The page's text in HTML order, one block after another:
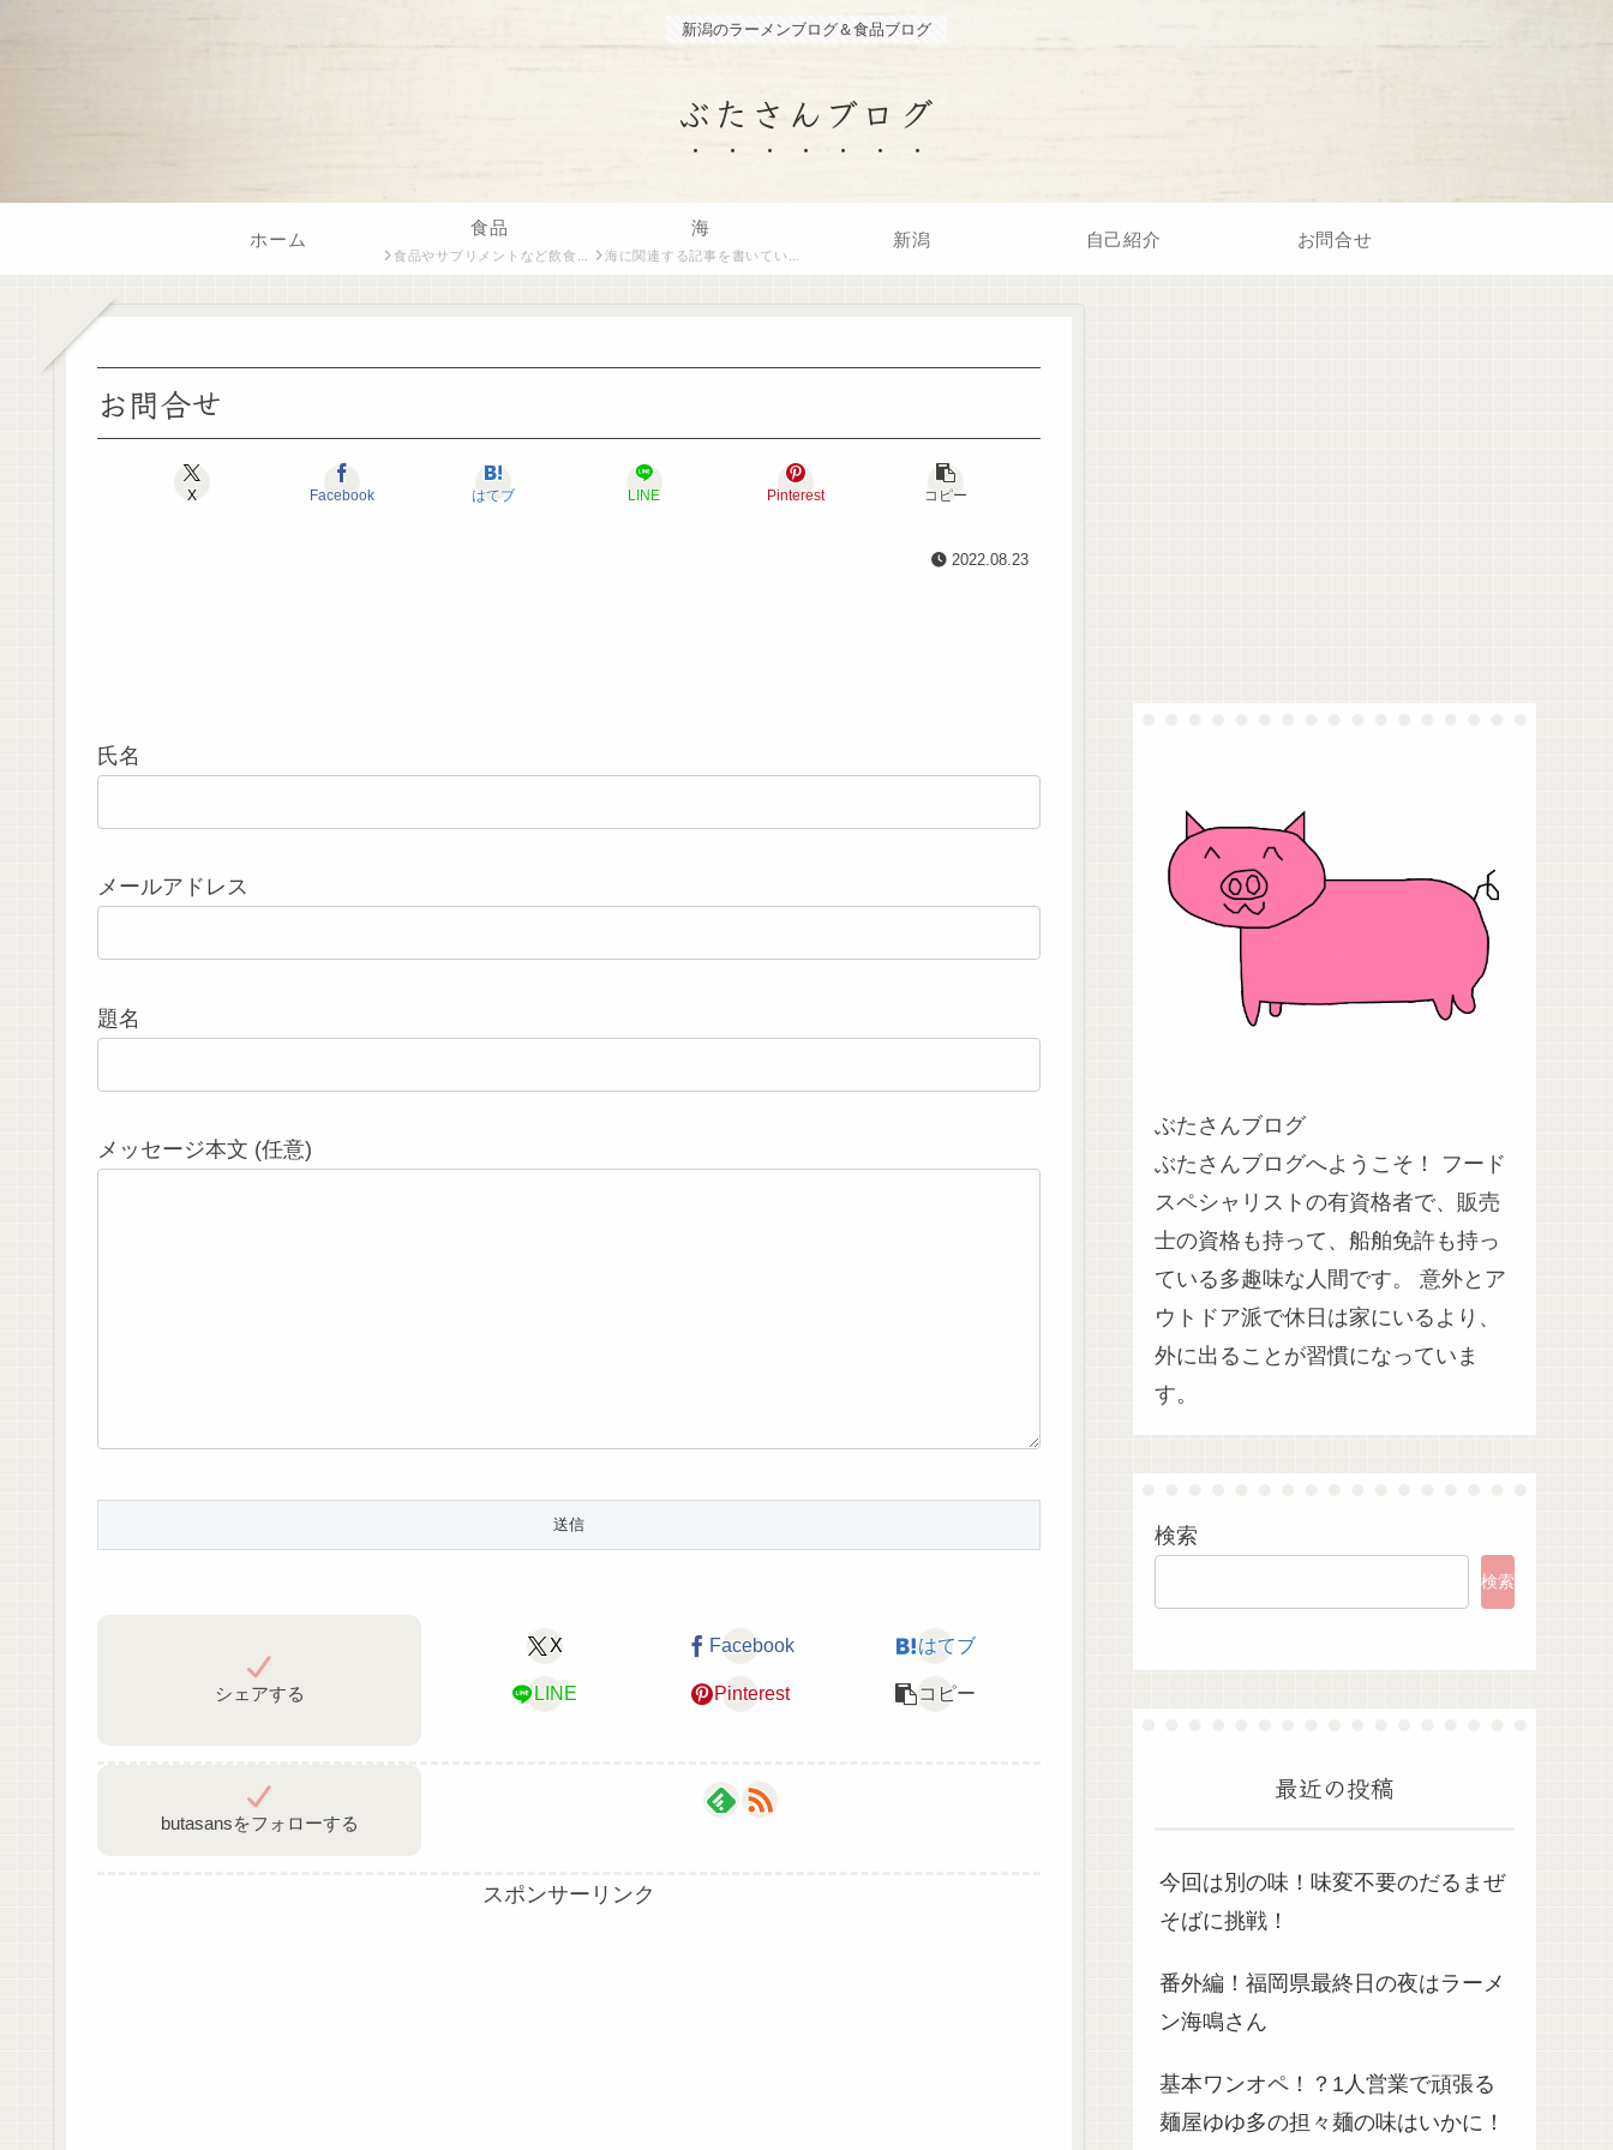
新潟のラーメンブログ＆食品ブログ
ぶたさんブログ
ホーム
食品
食品やサプリメントなど飲食に関係する内容をフードスペシャリストがご紹介します。
海
海に関連する記事を書いています。
新潟 自己紹介 お問合せ
お問合せ
X Facebook はてブ LINE Pinterest コピー
2022.08.23
氏名
メールアドレス
題名
メッセージ本文 (任意)
シェアする
X Facebook はてブ
LINE Pinterest コピー
butasansをフォローする
スポンサーリンク
ぶたさんブログ
ぶたさんブログへようこそ！ フード
スペシャリストの有資格者で、販売
士の資格も持って、船舶免許も持っ
ている多趣味な人間です。 意外とア
ウトドア派で休日は家にいるより、
外に出ることが習慣になっていま
す。
検索
検索
最近の投稿
今回は別の味！味変不要のだるまぜ
そばに挑戦！
番外編！福岡県最終日の夜はラーメ
ン海鳴さん
基本ワンオペ！？1人営業で頑張る
麺屋ゆゆ多の担々麺の味はいかに！